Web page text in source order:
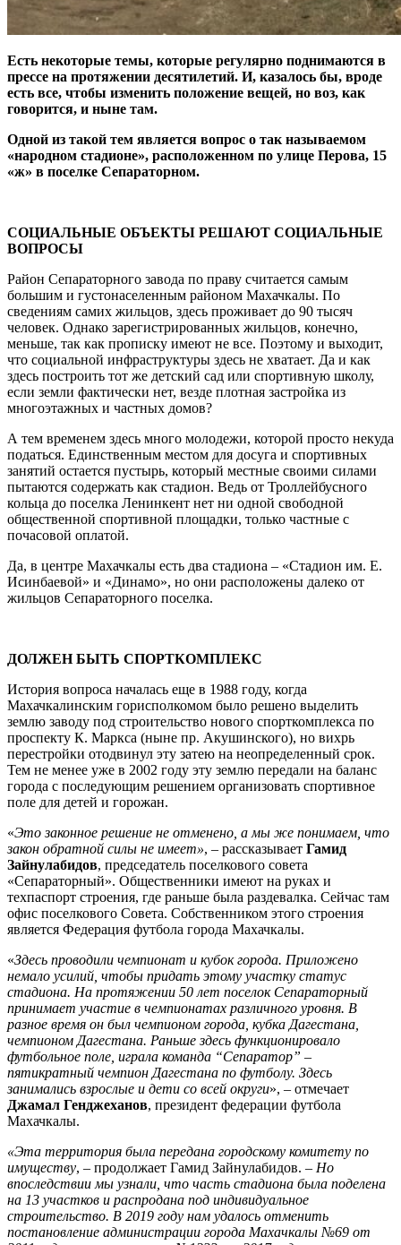
Есть некоторые темы, которые регулярно поднимаются в
прессе на протяжении десятилетий. И, казалось бы, вроде
есть все, чтобы изменить положение вещей, но воз, как
говорится, и ныне там.
Одной из такой тем является вопрос о так называемом
«народном стадионе», расположенном по улице Перова, 15
«ж» в поселке Сепараторном.
СОЦИАЛЬНЫЕ ОБЪЕКТЫ РЕШАЮТ СОЦИАЛЬНЫЕ
ВОПРОСЫ
Район Сепараторного завода по праву считается самым
большим и густонаселенным районом Махачкалы. По
сведениям самих жильцов, здесь проживает до 90 тысяч
человек. Однако зарегистрированных жильцов, конечно,
меньше, так как прописку имеют не все. Поэтому и выходит,
что социальной инфраструктуры здесь не хватает. Да и как
здесь построить тот же детский сад или спортивную школу,
если земли фактически нет, везде плотная застройка из
многоэтажных и частных домов?
А тем временем здесь много молодежи, которой просто некуда
податься. Единственным местом для досуга и спортивных
занятий остается пустырь, который местные своими силами
пытаются содержать как стадион. Ведь от Троллейбусного
кольца до поселка Ленинкент нет ни одной свободной
общественной спортивной площадки, только частные с
почасовой оплатой.
Да, в центре Махачкалы есть два стадиона – «Стадион им. Е.
Исинбаевой» и «Динамо», но они расположены далеко от
жильцов Сепараторного поселка.
ДОЛЖЕН БЫТЬ СПОРТКОМПЛЕКС
История вопроса началась еще в 1988 году, когда
Махачкалинским горисполкомом было решено выделить
землю заводу под строительство нового спорткомплекса по
проспекту К. Маркса (ныне пр. Акушинского), но вихрь
перестройки отодвинул эту затею на неопределенный срок.
Тем не менее уже в 2002 году эту землю передали на баланс
города с последующим решением организовать спортивное
поле для детей и горожан.
«Это законное решение не отменено, а мы же понимаем, что
закон обратной силы не имеет», – рассказывает Гамид
Зайнулабидов, председатель поселкового совета
«Сепараторный». Общественники имеют на руках и
техпаспорт строения, где раньше была раздевалка. Сейчас там
офис поселкового Совета. Собственником этого строения
является Федерация футбола города Махачкалы.
«Здесь проводили чемпионат и кубок города. Приложено
немало усилий, чтобы придать этому участку статус
стадиона. На протяжении 50 лет поселок Сепараторный
принимает участие в чемпионатах различного уровня. В
разное время он был чемпионом города, кубка Дагестана,
чемпионом Дагестана. Раньше здесь функционировало
футбольное поле, играла команда “Сепаратор” –
пятикратный чемпион Дагестана по футболу. Здесь
занимались взрослые и дети со всей округи», – отмечает
Джамал Генджеханов, президент федерации футбола
Махачкалы.
«Эта территория была передана городскому комитету по
имуществу, – продолжает Гамид Зайнулабидов. – Но
впоследствии мы узнали, что часть стадиона была поделена
на 13 участков и распродана под индивидуальное
строительство. В 2019 году нам удалось отменить
постановление администрации города Махачкалы №69 от